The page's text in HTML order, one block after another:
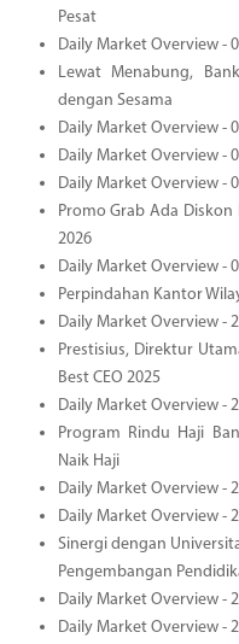
Pesat
Daily Market Overview -
Lewat Menabung,
dengan Sesama
Daily Market Overview -
Daily Market Overview -
Daily Market Overview -
Promo Grab Ada
2026
Daily Market Overview -
Perpindahan Kantor
Daily Market Overview -
Prestisius, Direktur
Best CEO 2025
Daily Market Overview -
Program Rindu Haji
Naik Haji
Daily Market Overview -
Daily Market Overview -
Sinergi dengan
Pengembangan
Daily Market Overview -
Daily Market Overview -